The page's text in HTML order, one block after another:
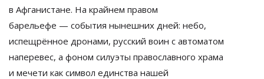
в Афганистане. На крайнем правом
барельефе — события нынешних дней: небо,
испещрённое дронами, русский воин с автоматом
наперевес, а фоном силуэты православного храма
и мечети как символ единства нашей